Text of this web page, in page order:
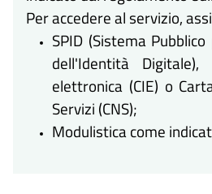
Per accedere al servizio,
SPID (Sistema
dell'Identità
elettronica (CIE) o
Servizi (CNS);
Modulistica come